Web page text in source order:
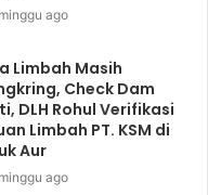
ago
Limbah Masih
Check Dam
DLH Rohul Verifikasi
Limbah PT. KSM di
Aur
ago